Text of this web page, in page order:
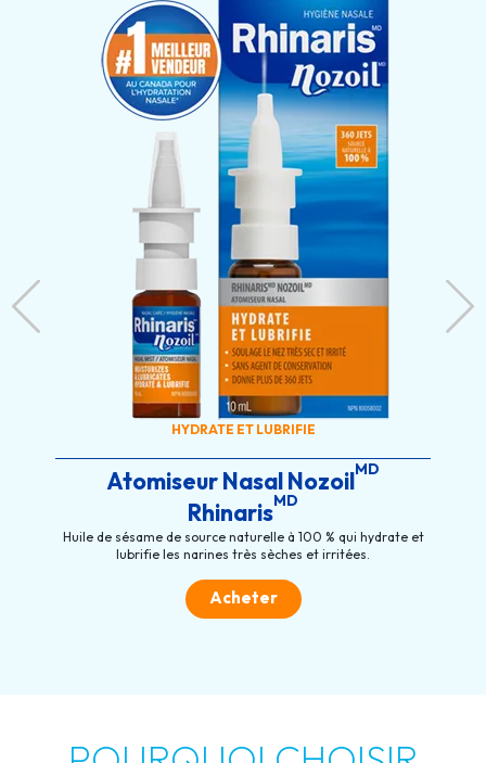
HYDRATE ET LUBRIFIE
Atomiseur Nasal NozoilMD
RhinarisMD
Huile de sésame de source naturelle à 100 % qui hydrate et
lubrifie les narines très sèches et irritées.
Acheter